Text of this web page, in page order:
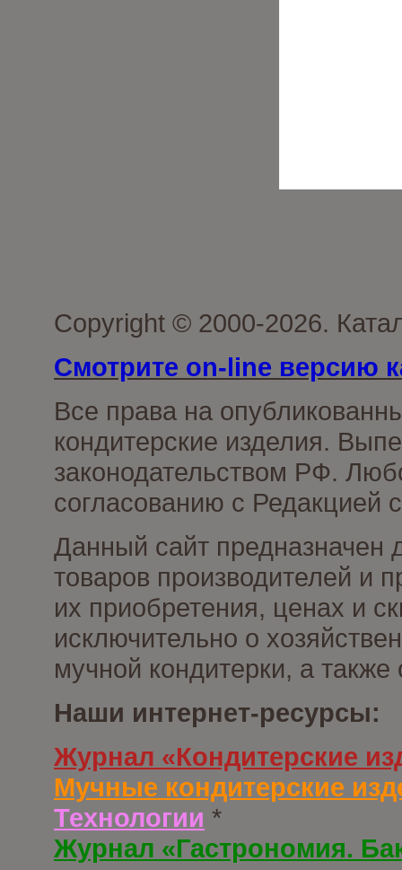
Copyright © 2000-2026.
Смотрите on-line версию
Все права на
кондитерские изделия.
законодательством РФ.
согласованию с Редакцией
Данный сайт предназначен
товаров производителей и
их приобретения, ценах и
исключительно о
мучной кондитерки, а
Наши интернет-ресурсы:
Журнал «Кондитерские
Мучные кондитерские
Технологии *
Журнал «Гастрономия.